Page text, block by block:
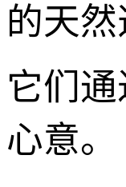
的天然
它们
心意。